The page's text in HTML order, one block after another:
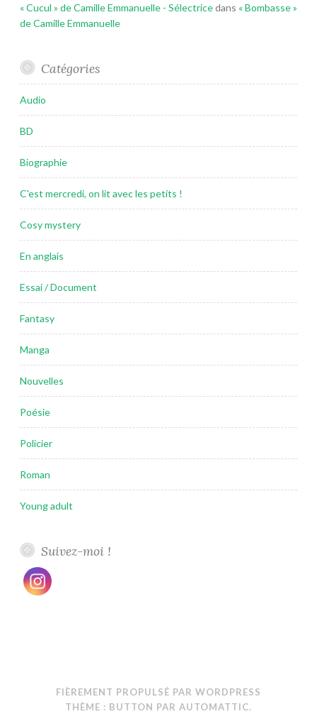
« Cucul » de Camille Emmanuelle - Sélectricedans « Bombasse »
de Camille Emmanuelle
Catégories
Audio
BD
Biographie
C'est mercredi, on lit avec les petits !
Cosy mystery
En anglais
Essai / Document
Fantasy
Manga
Nouvelles
Poésie
Policier
Roman
Young adult
Suivez-moi !
FIÈREMENT PROPULSÉ PAR WORDPRESS
THÈME : BUTTON PAR AUTOMATTIC.